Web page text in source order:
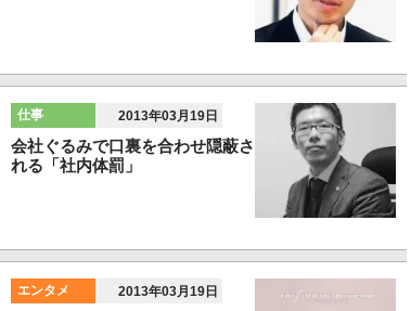
仕事 2013年03月19日
会社ぐるみで口裏を合わせ隠蔽さ
れる「社内体罰」
エンタメ 2013年03月19日